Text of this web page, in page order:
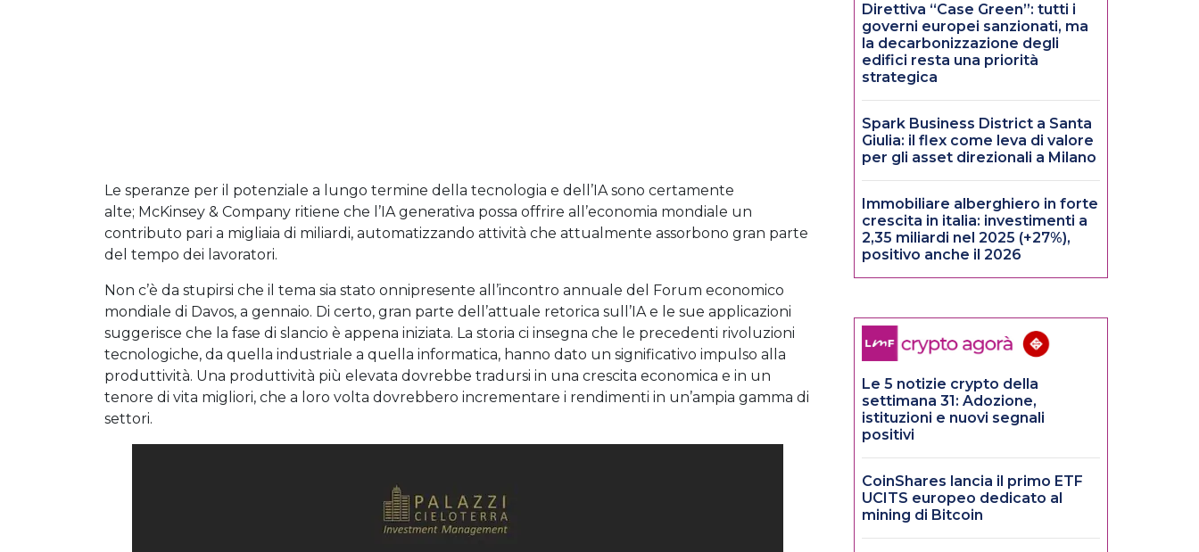
Le speranze per il potenziale a lungo termine della tecnologia e dell’IA sono certamente
alte; McKinsey & Company ritiene che l’IA generativa possa offrire all’economia mondiale un
contributo pari a migliaia di miliardi, automatizzando attività che attualmente assorbono gran parte
del tempo dei lavoratori.
Non c’è da stupirsi che il tema sia stato onnipresente all’incontro annuale del Forum economico
mondiale di Davos, a gennaio. Di certo, gran parte dell’attuale retorica sull’IA e le sue applicazioni
suggerisce che la fase di slancio è appena iniziata. La storia ci insegna che le precedenti rivoluzioni
tecnologiche, da quella industriale a quella informatica, hanno dato un significativo impulso alla
produttività. Una produttività più elevata dovrebbe tradursi in una crescita economica e in un
tenore di vita migliori, che a loro volta dovrebbero incrementare i rendimenti in un’ampia gamma di
settori.
Direttiva “Case Green”: tutti i
governi europei sanzionati, ma
la decarbonizzazione degli
edifici resta una priorità
strategica
Spark Business District a Santa
Giulia: il flex come leva di valore
per gli asset direzionali a Milano
Immobiliare alberghiero in forte
crescita in italia: investimenti a
2,35 miliardi nel 2025 (+27%),
positivo anche il 2026
Le 5 notizie crypto della
settimana 31: Adozione,
istituzioni e nuovi segnali
positivi
CoinShares lancia il primo ETF
UCITS europeo dedicato al
mining di Bitcoin